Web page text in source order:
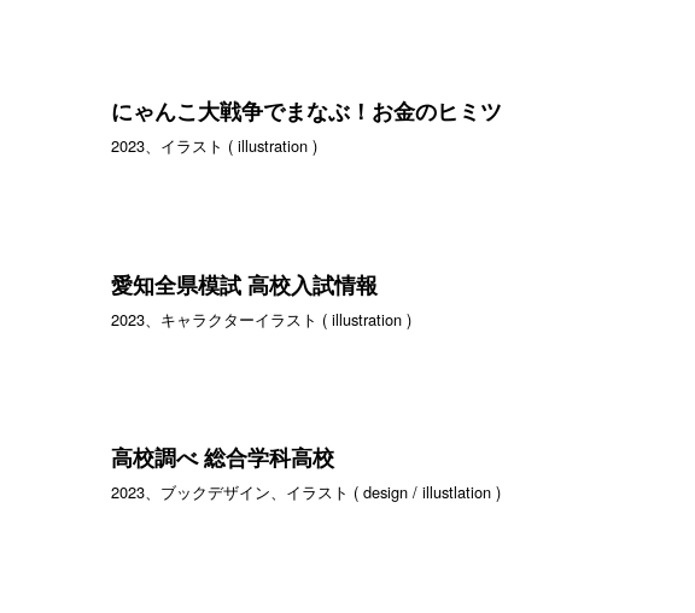
にゃんこ大戦争でまなぶ！お金のヒミツ
2023、イラスト ( illustration )
愛知全県模試 高校入試情報
2023、キャラクターイラスト ( illustration )
高校調べ 総合学科高校
2023、ブックデザイン、イラスト ( design / illustlation )